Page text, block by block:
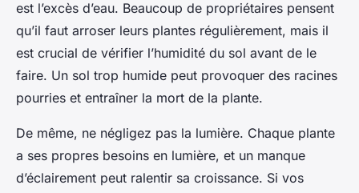
est l’excès d’eau. Beaucoup de propriétaires pensent
qu’il faut arroser leurs plantes régulièrement, mais il
est crucial de vérifier l’humidité du sol avant de le
faire. Un sol trop humide peut provoquer des racines
pourries et entraîner la mort de la plante.
De même, ne négligez pas la lumière. Chaque plante
a ses propres besoins en lumière, et un manque
d’éclairement peut ralentir sa croissance. Si vos